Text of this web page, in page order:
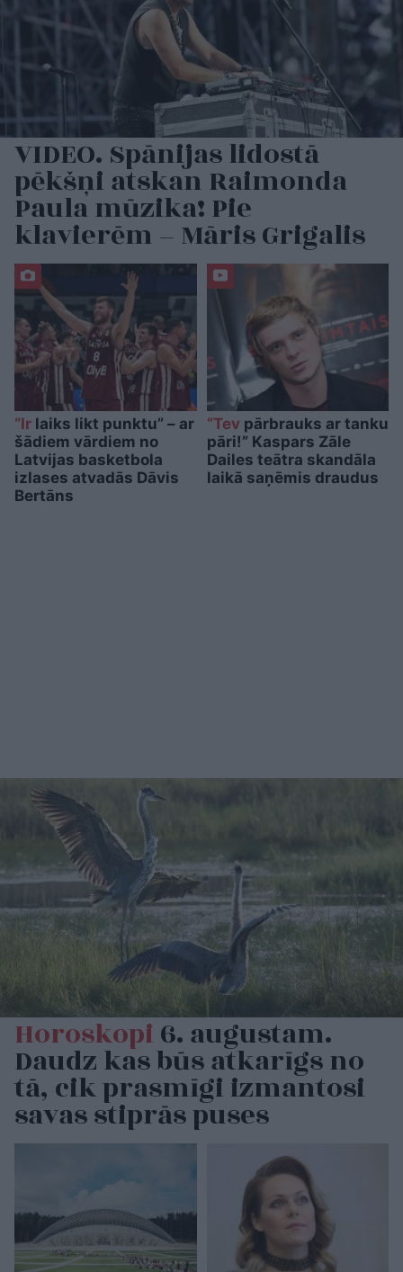
VIDEO. Spānijas lidostā
pēkšņi atskan Raimonda
Paula mūzika! Pie
klavierēm – Māris Grigalis
“Ir laiks likt punktu” – ar
šādiem vārdiem no
Latvijas basketbola
izlases atvadās Dāvis
Bertāns
“Tev pārbrauks ar tanku
pāri!” Kaspars Zāle
Dailes teātra skandāla
laikā saņēmis draudus
Horoskopi6. augustam.
Daudz kas būs atkarīgs no
tā, cik prasmīgi izmantosi
savas stiprās puses